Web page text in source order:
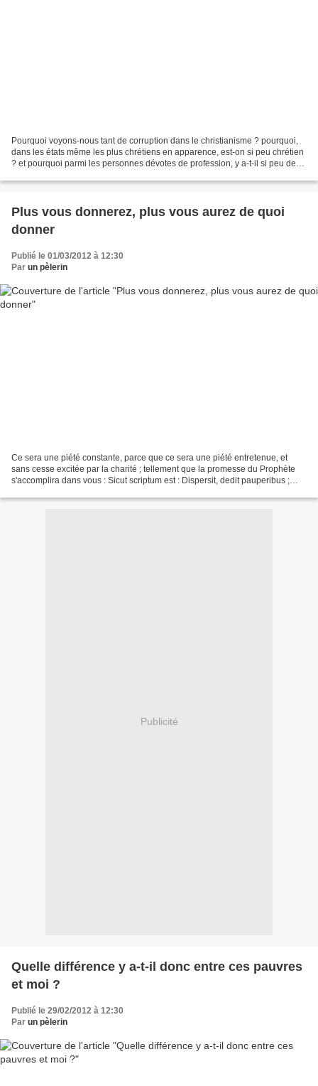
Pourquoi voyons-nous tant de corruption dans le christianisme ? pourquoi,
dans les états même les plus chrétiens en apparence, est-on si peu chrétien
? et pourquoi parmi les personnes dévotes de profession, y a-t-il si peu de
Plus vous donnerez, plus vous aurez de quoi
donner
Publié le 01/03/2012 à 12:30
Par un pèlerin
Ce sera une piété constante, parce que ce sera une piété entretenue, et
sans cesse excitée par la charité ; tellement que la promesse du Prophète
s'accomplira dans vous : Sicut scriptum est : Dispersit, dedit pauperibus ;
Publicité
Quelle différence y a-t-il donc entre ces pauvres
et moi ?
Publié le 29/02/2012 à 12:30
Par un pèlerin